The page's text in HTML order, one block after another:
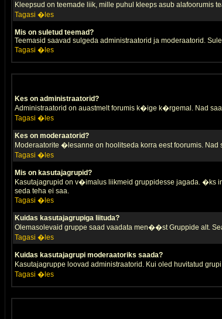
Kleepsud on teemade liik, mille puhul kleeps asub alafoorumis
Tagasi �les
Mis on suletud teemad?
Teemasid saavad sulgeda administraatorid ja moderaatorid.
Tagasi �les
Kes on administraatorid?
Administraatorid on auastmelt forumis k�ige k�rgemal. Nad
Tagasi �les
Kes on moderaatorid?
Moderaatorite �lesanne on hoolitseda korra eest foorumis.
Tagasi �les
Mis on kasutajagrupid?
Kasutajagrupid on v�imalus liikmeid gruppidesse jagada.
seda teha ei saa.
Tagasi �les
Kuidas kasutajagrupiga liituda?
Olemasolevaid gruppe saad vaadata men��st Gruppide alt.
Tagasi �les
Kuidas kasutajagrupi moderaatoriks saada?
Kasutajagruppe loovad administraatorid. Kui oled huvitatud
Tagasi �les